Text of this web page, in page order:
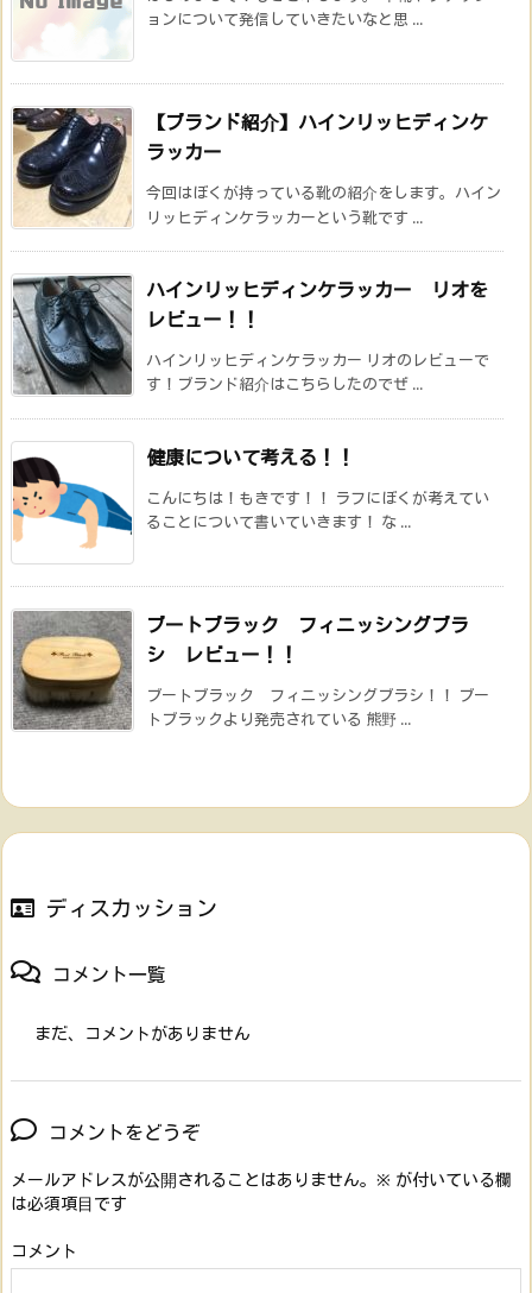
ョンについて発信していきたいなと思 ...
【ブランド紹介】ハインリッヒディンケ
ラッカー
今回はぼくが持っている靴の紹介をします。ハイン
リッヒディンケラッカーという靴です ...
ハインリッヒディンケラッカー リオを
レビュー！！
ハインリッヒディンケラッカー リオのレビューで
す！ブランド紹介はこちらしたのでぜ ...
健康について考える！！
こんにちは！もきです！！ ラフにぼくが考えてい
ることについて書いていきます！ な ...
ブートブラック フィニッシングブラ
シ レビュー！！
ブートブラック フィニッシングブラシ！！ ブー
トブラックより発売されている 熊野 ...
ディスカッション
コメント一覧
まだ、コメントがありません
コメントをどうぞ
メールアドレスが公開されることはありません。 ※ が付いている欄
は必須項目です
コメント